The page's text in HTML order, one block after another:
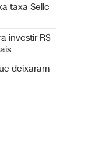
taxa Selic
investir R$
deixaram